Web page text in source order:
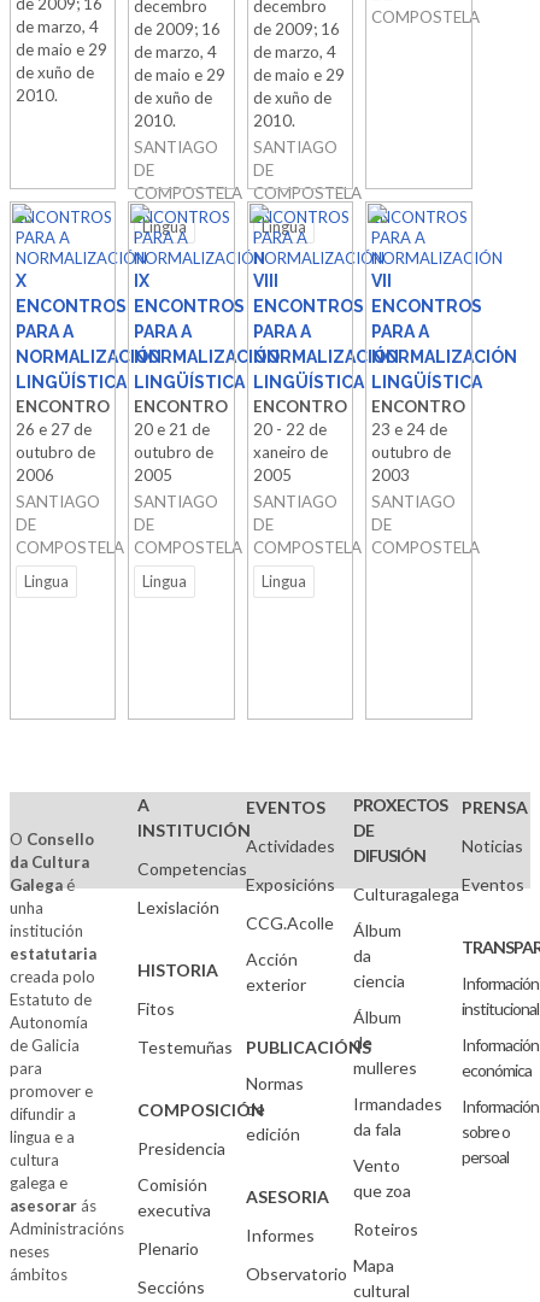
de marzo, 4
de maio e 29
de xuño de
2010.
decembro
de 2009; 16
de marzo, 4
de maio e 29
de xuño de
2010.
SANTIAGO
DE
COMPOSTELA
Lingua
decembro
de 2009; 16
de marzo, 4
de maio e 29
de xuño de
2010.
SANTIAGO
DE
COMPOSTELA
Lingua
COMPOSTELA
ENCONTROS
PARA A
NORMALIZACIÓN
X
ENCONTROS
PARA A
NORMALIZACIÓN
LINGÜÍSTICA
ENCONTRO
26 e 27 de
outubro de
2006
SANTIAGO
DE
COMPOSTELA
Lingua
ENCONTROS
PARA A
NORMALIZACIÓN
IX
ENCONTROS
PARA A
NORMALIZACIÓN
LINGÜÍSTICA
ENCONTRO
20 e 21 de
outubro de
2005
SANTIAGO
DE
COMPOSTELA
Lingua
ENCONTROS
PARA A
NORMALIZACIÓN
VIII
ENCONTROS
PARA A
NORMALIZACIÓN
LINGÜÍSTICA
ENCONTRO
20 - 22 de
xaneiro de
2005
SANTIAGO
DE
COMPOSTELA
Lingua
ENCONTROS
PARA A
NORMALIZACIÓN
VII
ENCONTROS
PARA A
NORMALIZACIÓN
LINGÜÍSTICA
ENCONTRO
23 e 24 de
outubro de
2003
SANTIAGO
DE
COMPOSTELA
NORMALIZACIÓN
ENCONTROS
PARA A
NORMALIZACIÓN
LINGÜÍSTICA
ENCONTRO
14 e 15 de
outubro de
2002
SANTIAGO
DE
COMPOSTELA
Lingua
NORMALIZACIÓN
IV
ENCONTROS
POLA
NORMALIZACIÓN
LINGÜÍSTICA
novembro
de 2000
DE
Lingua
NORMALIZACIÓN
III
ENCONTROS
NORMALIZACIÓN
xoves 28 e
venres 29 de
SANTIAGO
DE
COMPOSTELA
Lingua
NORMALIZACIÓN
ENCONTRO
PARA A
NORMALIZACIÓN
LINGÜÍSTICA
GALICIA
17 e 18 de
DE
COMPOSTELA
Lingua
O Consello
da Cultura
Galegaé
unha
institución
estatutaria
creada polo
Estatuto de
Autonomía
de Galicia
para
promover e
difundir a
lingua e a
cultura
galega e
asesorarás
Administracións
neses
ámbitos
A
INSTITUCIÓN
Competencias
Lexislación
HISTORIA
Fitos
Testemuñas
COMPOSICIÓN
Presidencia
Comisión
executiva
Plenario
Seccións
EVENTOS
Actividades
Exposicións
CCG.Acolle
Acción
exterior
PUBLICACIÓNS
Normas
de
edición
ASESORIA
Informes
Observatorio
PROXECTOS
DE
DIFUSIÓN
Culturagalega
Álbum
da
ciencia
Álbum
de
mulleres
Irmandades
da fala
Vento
que zoa
Roteiros
Mapa
cultural
PRENSA
Noticias
Eventos
Información
institucional
Información
económica
Información
sobre o
persoal